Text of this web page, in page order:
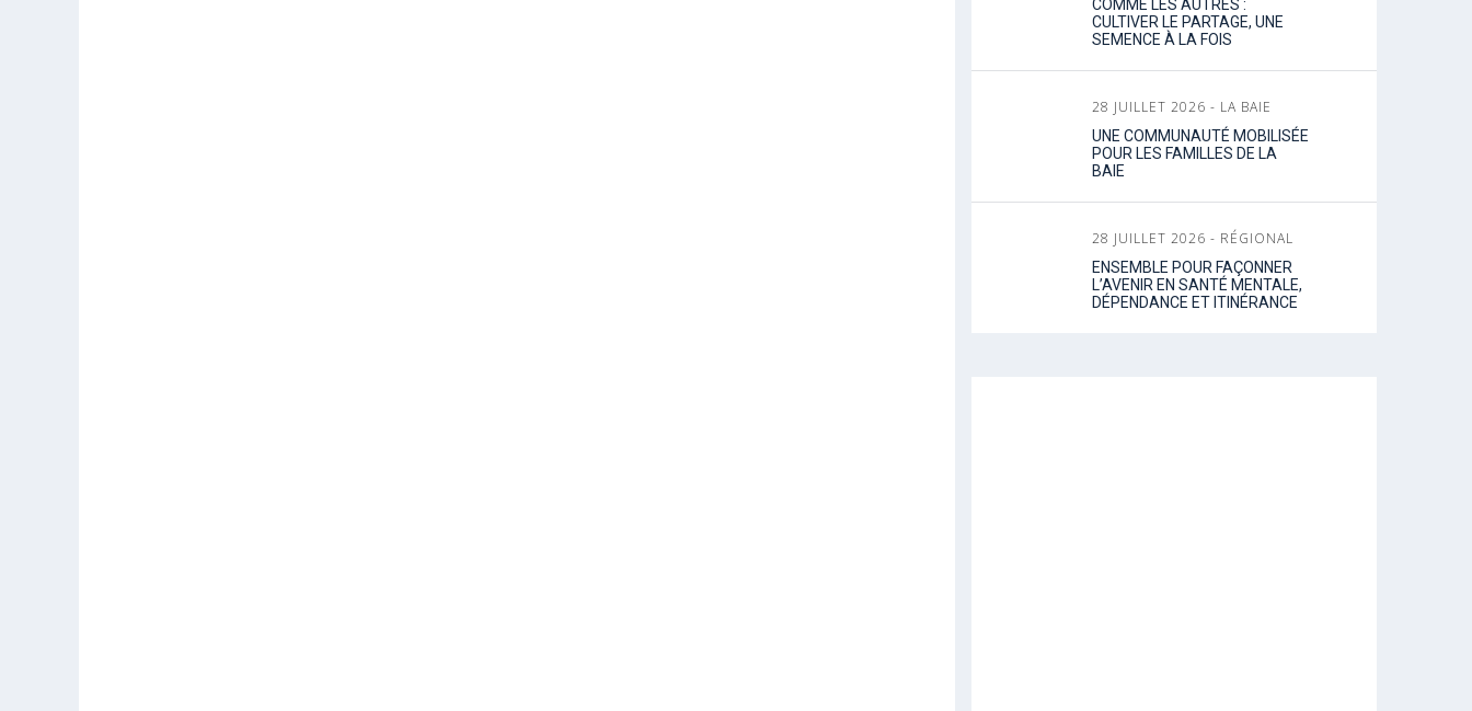
COMME LES AUTRES :
CULTIVER LE PARTAGE, UNE
SEMENCE À LA FOIS
28 JUILLET 2026 - LA BAIE
UNE COMMUNAUTÉ MOBILISÉE
POUR LES FAMILLES DE LA
BAIE
28 JUILLET 2026 - RÉGIONAL
ENSEMBLE POUR FAÇONNER
L’AVENIR EN SANTÉ MENTALE,
DÉPENDANCE ET ITINÉRANCE